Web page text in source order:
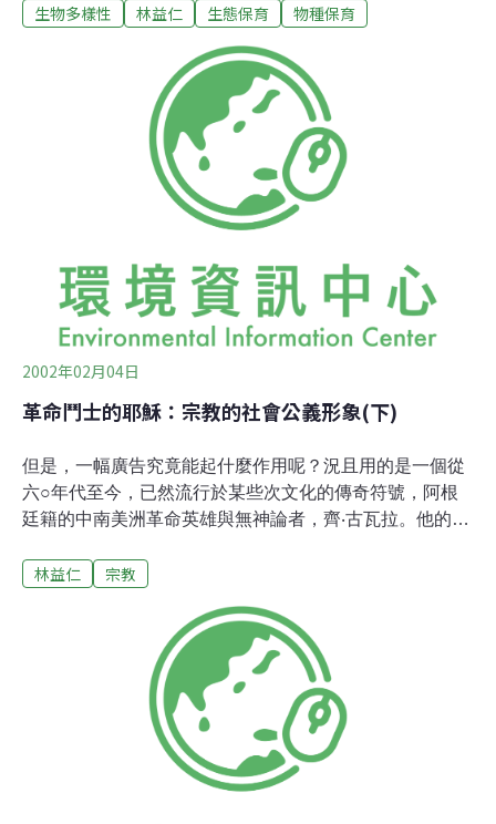
照片裡赫然是東海生物系館入口的一排約有兩層樓高，長
道是不同的種類，連不是生物系的學生也不可能誤認。到
底是怎麼一回事呢？原來事情主要有兩件，都跟樹有關
係：第一，是生物系學會抗議校工任意砍掉台灣肖楠枝幹
去做聖誕節的裝飾；其次，是校方欲砍伐相思樹林，作為
開闢停車場之用。從報紙得悉，前者涉及生物系的生態保
育認知，因為台灣肖楠是保育類的珍貴植物；後者則牽扯
到校園整體規畫的種種問題，校園人口眾多，停車無處的
外正為論文奮鬥的我而言，真是愛莫能助！但是這整個事
件卻讓我在餐桌前獨自沈思許久，內心浮現的則是環繞在
生物多樣性 林益仁 生態保育 物種保育
2002年02月04日
革命鬥士的耶穌：宗教的社會公義形象(下)
但是，一幅廣告究竟能起什麼作用呢？況且用的是一個從
六○年代至今，已然流行於某些次文化的傳奇符號，阿根
廷籍的中南美洲革命英雄與無神論者，齊‧古瓦拉。他的一
入社會主義革命行列，在中南美洲的山區展開游擊戰鬥，
會宣傳網絡」的這項行動有點讓人納悶，甚至對齊‧古瓦拉
一生的所作所為也不甚公平！組織的成員之一坦承，他根
本不太認識齊‧古瓦拉，甚至也不相信他那套社會主義的革
命主張！他辯稱重點是在於，他是一個在英國老少都認識
的符號，一個革命鬥士的改革符號。而問題正是在這個符
號之上！在一個強調消費取向的當代社會裡，這個符號會
不會僅是眾多應景耍酷的流行文化之一而已？在這種情況
林益仁 宗教